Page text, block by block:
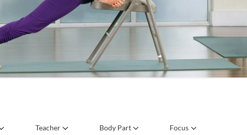
Teacher Body Part Focus